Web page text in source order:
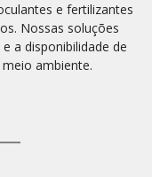
e fertilizantes
Nossas soluções
a disponibilidade de
ambiente.